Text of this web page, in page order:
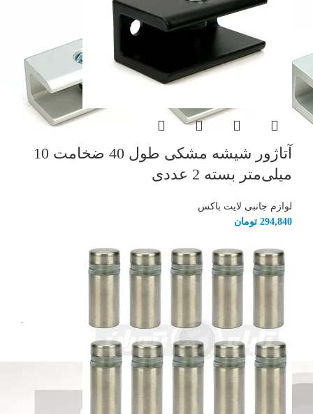
آتاژور شیشه مشکی طول 40 ضخامت 10
میلی‌متر بسته 2 عددی
لوازم جانبی لایت باکس
294,840 تومان